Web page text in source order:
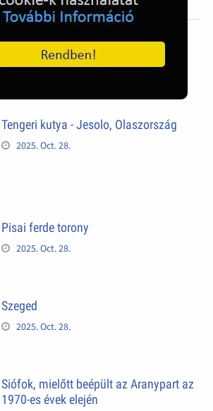
Homokos tengerpart, Lido di Jesolo,
Olaszország
Tengeri kutya - Jesolo, Olaszország
2025. Oct. 28.
Pisai ferde torony
2025. Oct. 28.
Szeged
2025. Oct. 28.
Siófok, mielőtt beépült az Aranypart az
1970-es évek elején